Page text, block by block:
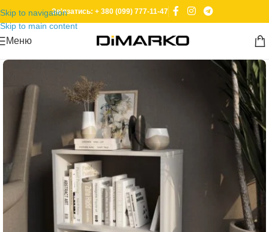
Skip to navigation
Skip to main content
Зв'язатись: + 380 (099) 777-11-47
Меню